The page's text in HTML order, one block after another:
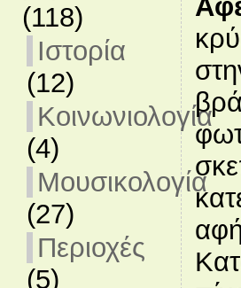
(118)
Ιστορία
(12)
Κοινωνιολογία
(4)
Μουσικολογία
(27)
Περιοχές
(5)